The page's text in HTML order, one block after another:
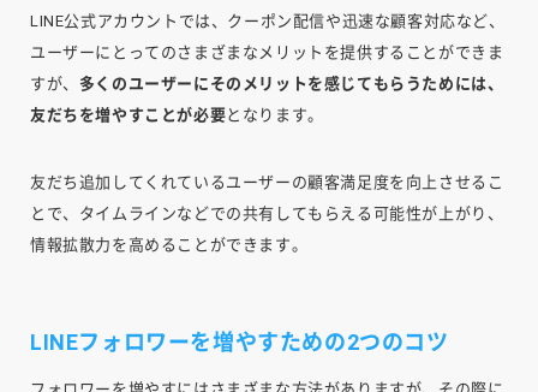
LINE公式アカウントでは、クーポン配信や迅速な顧客対応など、
ユーザーにとってのさまざまなメリットを提供することができま
すが、 多くのユーザーにそのメリットを感じてもらうためには、
友だちを増やすことが必要となります。
友だち追加してくれているユーザーの顧客満足度を向上させるこ
とで、タイムラインなどでの共有してもらえる可能性が上がり、
情報拡散力を高めることができます。
LINEフォロワーを増やすための2つのコツ